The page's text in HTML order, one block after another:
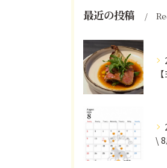
最近の投稿
\